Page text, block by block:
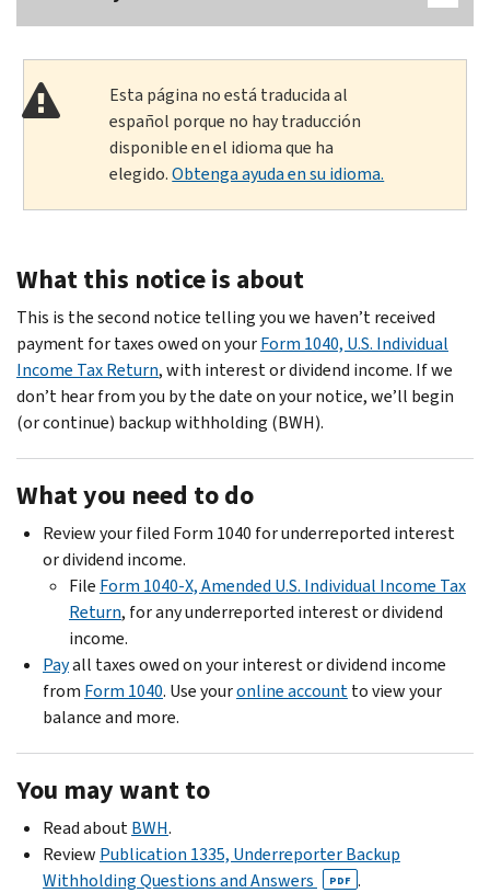
Esta página no está traducida al
español porque no hay traducción
disponible en el idioma que ha
elegido.Obtenga ayuda en su idioma.
What this notice is about
This is the second notice telling you we haven’t received
payment for taxes owed on yourForm 1040, U.S. Individual
Income Tax Return, with interest or dividend income. If we
don’t hear from you by the date on your notice, we’ll begin
(or continue) backup withholding (BWH).
What you need to do
Review your filed Form 1040 for underreported interest
or dividend income.
File Form 1040-X, Amended U.S. Individual Income Tax
Return, for any underreported interest or dividend
income.
Payall taxes owed on your interest or dividend income
from Form 1040. Use youronline accountto view your
balance and more.
You may want to
Read aboutBWH.
Review Publication 1335, Underreporter Backup
Withholding Questions and Answers
PDF .